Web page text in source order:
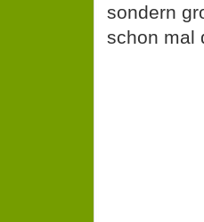
sondern
schon mal